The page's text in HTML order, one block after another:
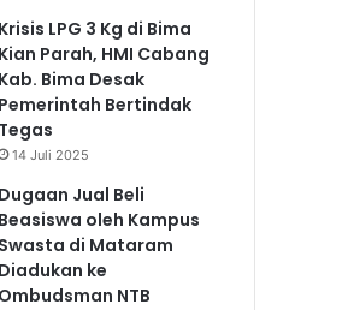
Krisis LPG 3 Kg di Bima
Kian Parah, HMI Cabang
Kab. Bima Desak
Pemerintah Bertindak
Tegas
14 Juli 2025
Dugaan Jual Beli
Beasiswa oleh Kampus
Swasta di Mataram
Diadukan ke
Ombudsman NTB